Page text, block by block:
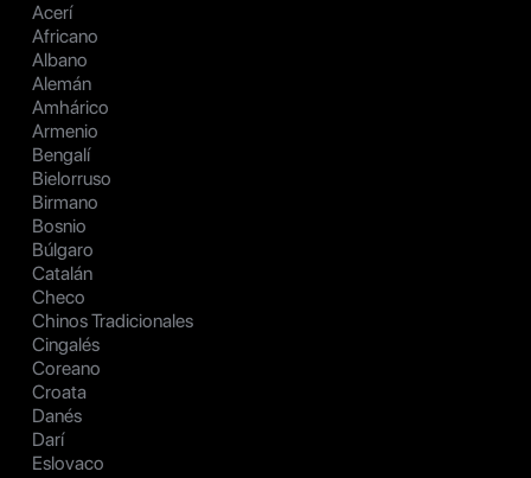
Acerí
Africano
Albano
Alemán
Amhárico
Armenio
Bengalí
Bielorruso
Birmano
Bosnio
Búlgaro
Catalán
Checo
Chinos Tradicionales
Cingalés
Coreano
Croata
Danés
Darí
Eslovaco